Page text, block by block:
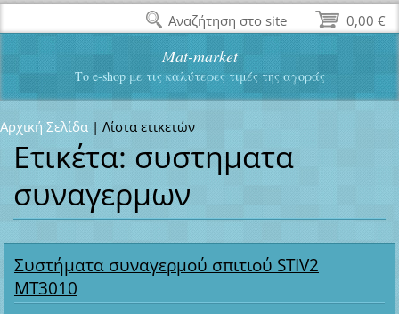
Mat-market
Το e-shop με τις καλύτερες τιμές της αγοράς
Αρχική Σελίδα | Λίστα ετικετών
Ετικέτα: συστηματα
συναγερμων
Συστήματα συναγερμού σπιτιού STIV2
MT3010
0,00 €
Αναζήτηση στο site